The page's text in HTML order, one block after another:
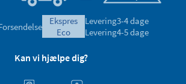
ekspres
eco
Levering3-4 dage
Levering4-5 dage
Kan vi hjælpe dig?